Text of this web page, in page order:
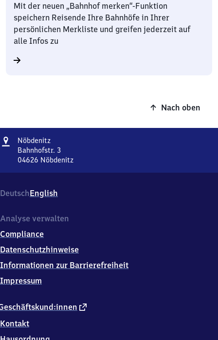
Mit der neuen „Bahnhof merken“-Funktion
speichern Reisende Ihre Bahnhöfe in Ihrer
persönlichen Merkliste und greifen jederzeit auf
alle Infos zu
Nach oben
Adresse
NöbdenitzNöbdenitz
Bahnhofstr. 3
04626 Nöbdenitz
3,
0
6
6
Nöbdenitz
DeutschEnglish
externer
Kontakt
Analyse verwalten
Compliance
Datenschutzhinweise
Informationen zur Barrierefreiheit
Impressum